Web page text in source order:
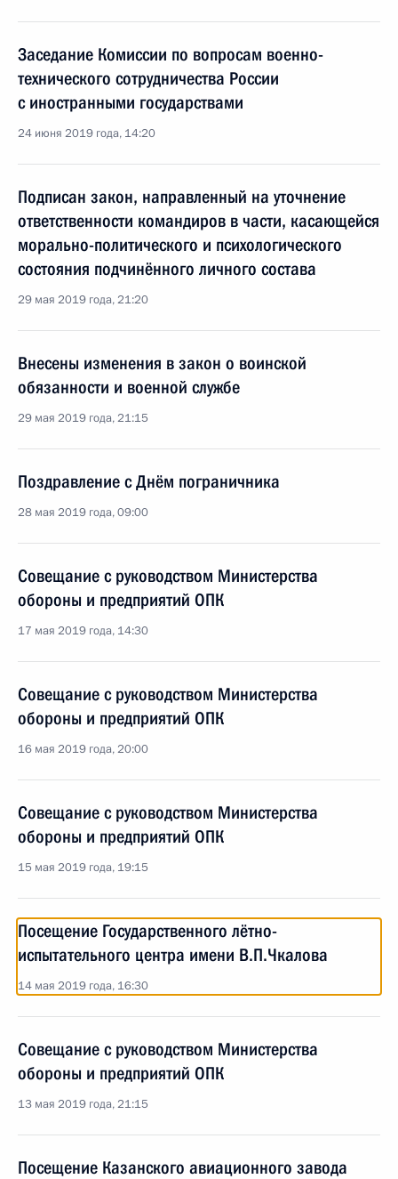
Заседание Комиссии по вопросам военно-
технического сотрудничества России
с иностранными государствами
24 июня 2019 года, 14:20
Подписан закон, направленный на уточнение
ответственности командиров в части, касающейся
морально-политического и психологического
состояния подчинённого личного состава
29 мая 2019 года, 21:20
Внесены изменения в закон о воинской
обязанности и военной службе
29 мая 2019 года, 21:15
Поздравление с Днём пограничника
28 мая 2019 года, 09:00
Совещание с руководством Министерства
обороны и предприятий ОПК
17 мая 2019 года, 14:30
Совещание с руководством Министерства
обороны и предприятий ОПК
16 мая 2019 года, 20:00
Совещание с руководством Министерства
обороны и предприятий ОПК
15 мая 2019 года, 19:15
Посещение Государственного лётно-
испытательного центра имени В.П.Чкалова
14 мая 2019 года, 16:30
Совещание с руководством Министерства
обороны и предприятий ОПК
13 мая 2019 года, 21:15
Посещение Казанского авиационного завода